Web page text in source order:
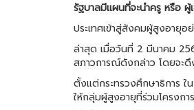
รัฐบาลมีแผนที่จะนำครู หรือ
ประเทศเข้าสู่สังคมผู้สูงอายุ
ล่าสุด เมื่อวันที่ 2 มีนาคม
สภาวการณ์ดังกล่าว โดยจะดึ
ตั้งแต่กระทรวงศึกษาธิการ ใ
ให้กลุ่มผู้สูงอายุที่ร่วมโครงก